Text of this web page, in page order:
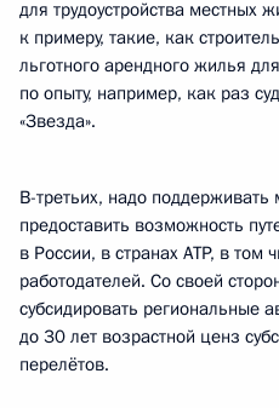
для трудоустройства местных
к примеру, такие, как
льготного арендного жилья
по опыту, например, как раз
«Звезда».
В-третьих, надо
предоставить возможность
в России, в странах АТР, в том
работодателей. Со своей
субсидировать региональные
до 30 лет возрастной ценз
перелётов.